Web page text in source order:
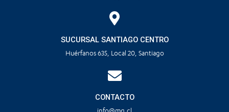
SUCURSAL SANTIAGO CENTRO
Huérfanos 635, Local 20, Santiago
CONTACTO